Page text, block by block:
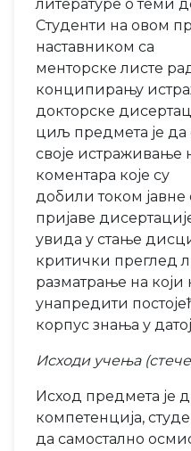
литературе о теми
Студенти на овом
наставником са
менторске листе
конципирању
докторске
циљ предмета је да
своје истраживање
коментара које су
добили током
пријаве
увида у стање
критички преглед
разматрање на
унапредити
корпус знања у
Исходи учења
Исход предмета је
компетенција,
да самостално